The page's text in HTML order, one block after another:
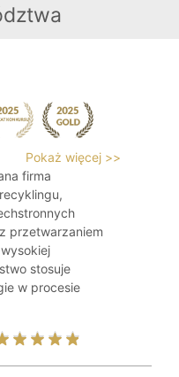
Pokaż więcej >>
firma
przetwarzaniem
stosuje
w procesie